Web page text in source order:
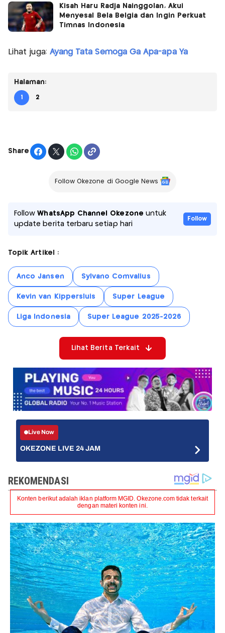
Kisah Haru Radja Nainggolan, Akui
Menyesal Bela Belgia dan Ingin Perkuat
Timnas Indonesia
Lihat juga: Ayang Tata Semoga Ga Apa-apa Ya
Halaman:
1 2
Share
Follow Okezone di Google News
FollowWhatsApp Channel Okezone untuk
update berita terbaru setiap hari
Follow
Topik Artikel :
Anco Jansen Sylvano Comvalius
Kevin van Kippersluis Super League
Liga Indonesia Super League 2025-2026
Lihat Berita Terkait
Live Now
OKEZONE LIVE 24 JAM